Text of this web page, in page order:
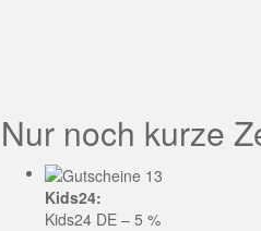
Nur noch kurze
Kids24:
Kids24 DE – 5 %